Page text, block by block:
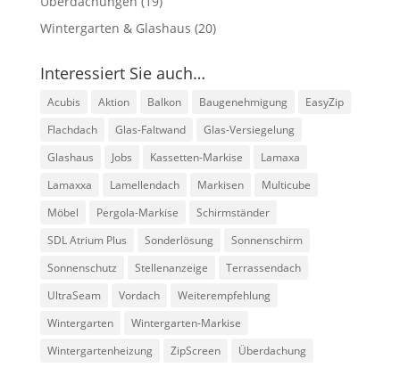
Wintergarten & Glashaus (20)
Interessiert Sie auch…
Acubis Aktion Balkon Baugenehmigung
EasyZip
Flachdach
Glas-Faltwand
Glas-Versiegelung
Glashaus
Jobs Kassetten-Markise
Lamaxa
Lamaxxa
Lamellendach Markisen
Multicube
Möbel
Pergola-Markise
Schirmständer
SDL Atrium Plus
Sonderlösung
Sonnenschirm
Sonnenschutz
Stellenanzeige
Terrassendach
UltraSeam
Vordach
Weiterempfehlung
Wintergarten
Wintergarten-Markise
Wintergartenheizung
ZipScreen Überdachung